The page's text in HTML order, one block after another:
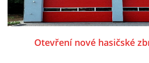
Otevření nové hasičské